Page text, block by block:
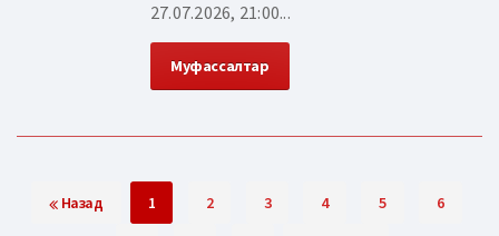
27.07.2026, 21:00...
Муфассалтар
Назад 1 2 3 4 5 6